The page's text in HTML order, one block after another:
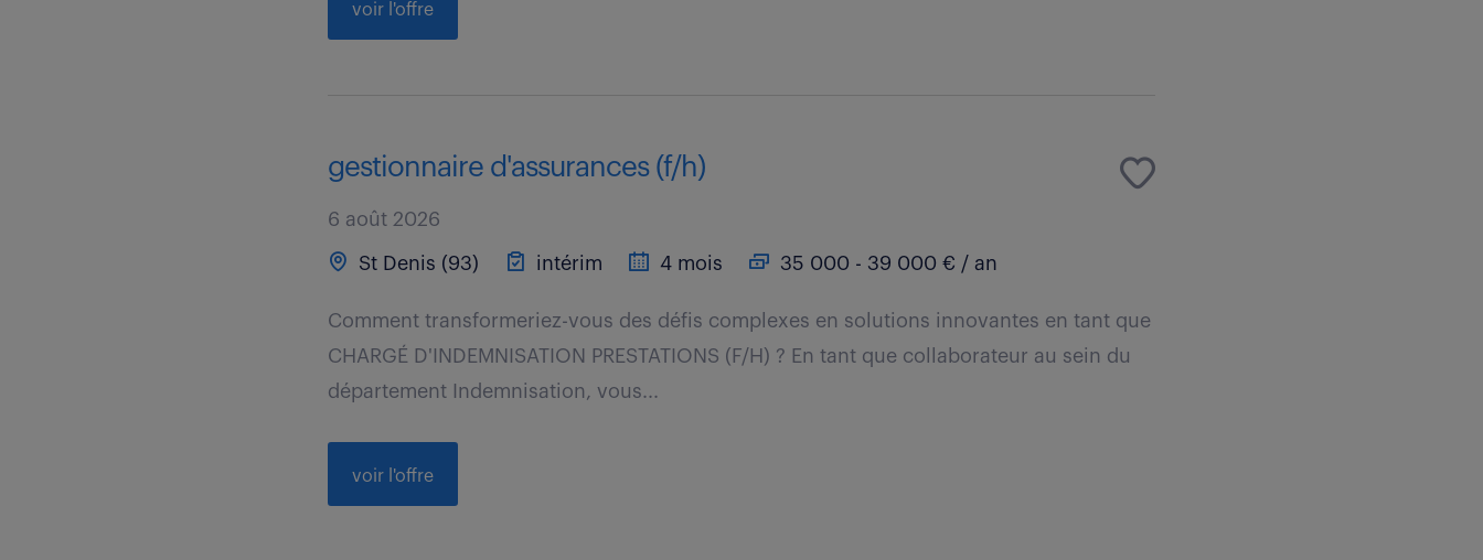
voir l'offre
gestionnaire d'assurances (f/h)
6 août 2026
St Denis (93) intérim 4 mois 35 000 - 39 000 € / an
Comment transformeriez-vous des défis complexes en solutions innovantes en tant que
CHARGÉ D'INDEMNISATION PRESTATIONS (F/H) ? En tant que collaborateur au sein du
département Indemnisation, vous...
voir l'offre